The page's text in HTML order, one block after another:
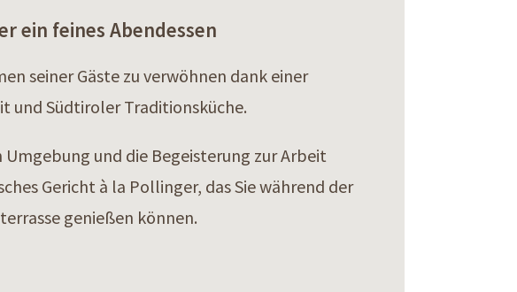
ein feines Abendessen
seiner Gäste zu verwöhnen dank einer
und Südtiroler Traditionsküche.
und die Begeisterung zur Arbeit
Gericht à la Pollinger, das Sie während der
genießen können.